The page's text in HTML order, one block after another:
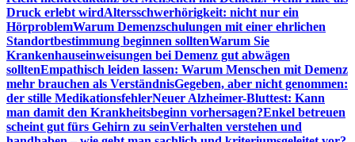
Druck erlebt wirdAltersschwerhörigkeit: nicht nur ein
HörproblemWarum Demenzschulungen mit einer ehrlichen
Standortbestimmung beginnen solltenWarum Sie
Krankenhauseinweisungen bei Demenz gut abwägen
solltenEmpathisch leiden lassen: Warum Menschen mit Demenz
mehr brauchen als VerständnisGegeben, aber nicht genommen:
der stille MedikationsfehlerNeuer Alzheimer-Bluttest: Kann
man damit den Krankheitsbeginn vorhersagen?Enkel betreuen
scheint gut fürs Gehirn zu seinVerhalten verstehen und